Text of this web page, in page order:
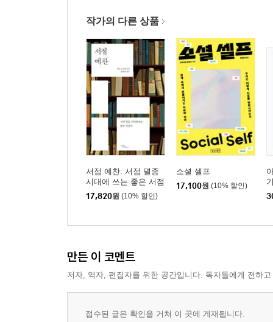
작가의 다른 상품
서점 예찬: 서점 멸종
시대에 쓰는 좋은 서점
론
17,820원 (10% 할인)
소셜 셀프
17,100원 (10% 할인)
만든 이 코멘트
저자, 역자, 편집자를 위한 공간입니다. 독자들에게 전하
접수된 글은 확인을 거쳐 이 곳에 게재됩니다.